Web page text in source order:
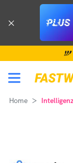
Home